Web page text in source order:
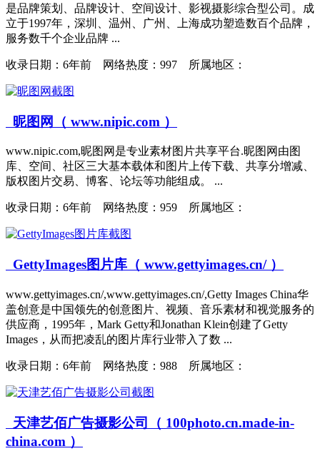
是品牌策划、品牌设计、空间设计、影视摄影综合型公司。成
立于1997年，深圳、温州、广州、上海成功塑造数百个品牌，
服务数千个企业品牌 ...
收录日期： 6年前 网络热度：997 所属地区：
昵图网（ www.nipic.com ）
www.nipic.com,昵图网是专业素材图片共享平台.昵图网由图
库、空间、社区三大基本载体和图片上传下载、共享分增减、
版权图片交易、博客、论坛等功能组成。 ...
收录日期： 6年前 网络热度：959 所属地区：
GettyImages图片库（ www.gettyimages.cn/ ）
www.gettyimages.cn/,www.gettyimages.cn/,Getty Images China华
盖创意是中国领先的创意图片、视频、音乐素材和视觉服务的
供应商，1995年，Mark Getty和Jonathan Klein创建了Getty
Images，从而把凌乱的图片库行业带入了数 ...
收录日期： 6年前 网络热度：988 所属地区：
天津艺佰广告摄影公司（ 100photo.cn.made-in-
china.com ）